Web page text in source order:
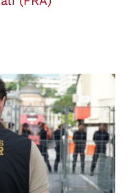
by kaeru.my
BY 2.0.